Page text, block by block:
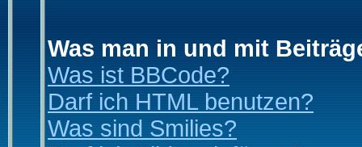
Was man in und mit
Was ist BBCode?
Darf ich HTML benutzen?
Was sind Smilies?